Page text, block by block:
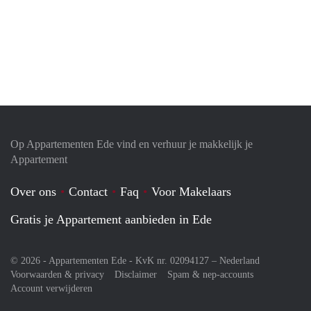
Op Appartementen Ede vind en verhuur je makkelijk je
Appartement
Over ons Contact Faq
Voor Makelaars
Gratis je Appartement aanbieden in Ede
© 2026 - Appartementen Ede - KvK nr. 02094127 – Nederland
Voorwaarden & privacy
Disclaimer
Spam & nep-accounts
Account verwijderen